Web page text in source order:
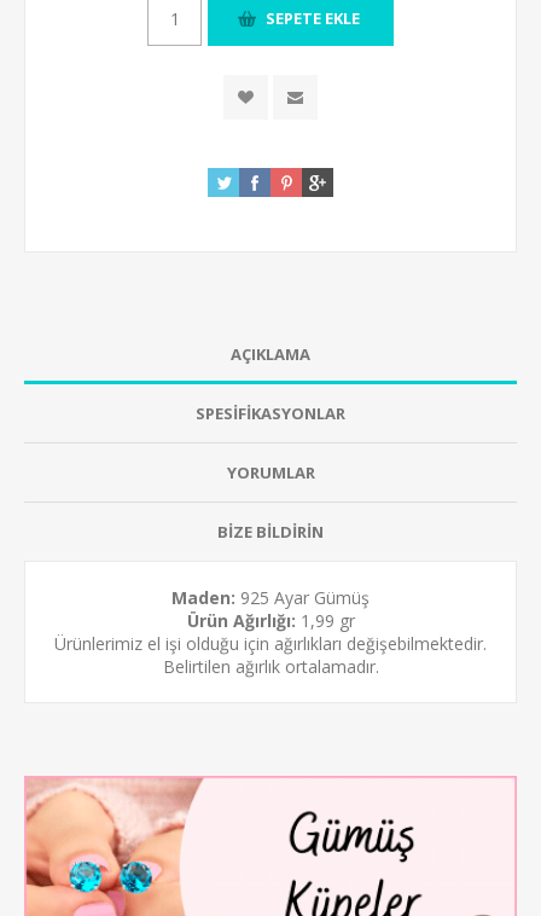
AÇIKLAMA
SPESİFİKASYONLAR
YORUMLAR
BİZE BİLDİRİN
Maden: 925 Ayar Gümüş
Ürün Ağırlığı: 1,99 gr
Ürünlerimiz el işi olduğu için ağırlıkları değişebilmektedir.
Belirtilen ağırlık ortalamadır.